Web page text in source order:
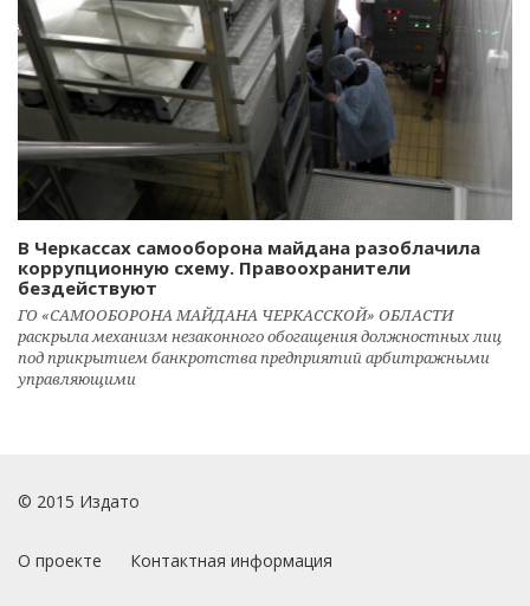
В Черкассах самооборона майдана разоблачила
коррупционную схему. Правоохранители
бездействуют
ГО «САМООБОРОНА МАЙДАНА ЧЕРКАССКОЙ» ОБЛАСТИ
раскрыла механизм незаконного обогащения должностных лиц
под прикрытием банкротства предприятий арбитражными
управляющими
© 2015 Издато
О проекте Контактная информация